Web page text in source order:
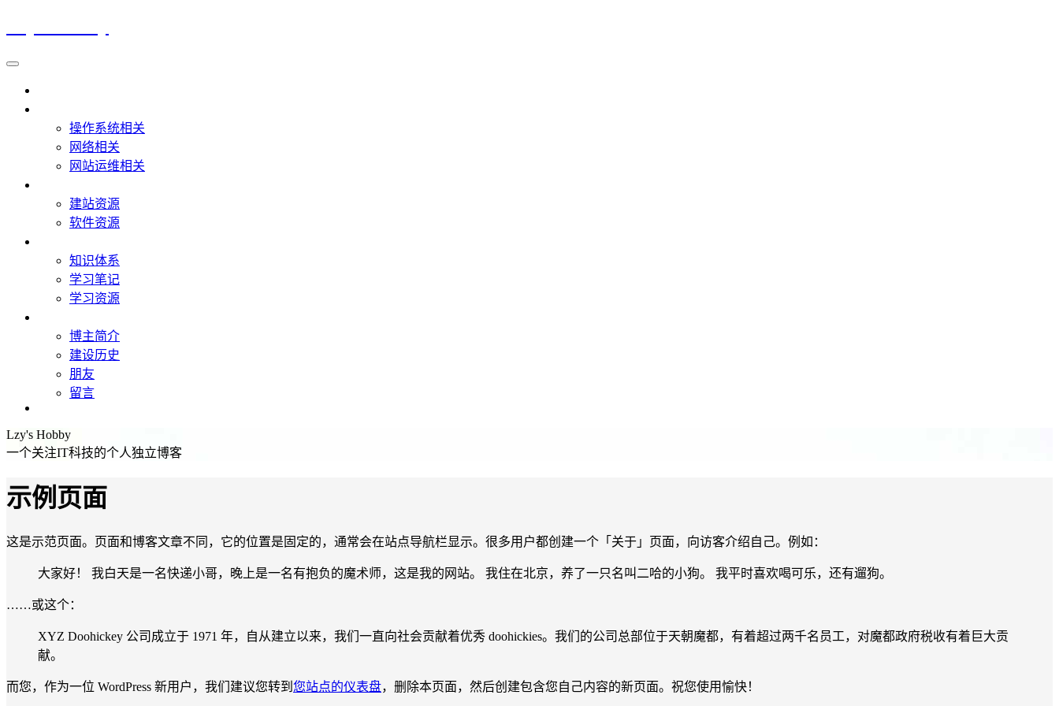
操作系统相关
网络相关
网站运维相关
建站资源
软件资源
知识体系
学习笔记
学习资源
博主简介
建设历史
朋友
留言
Lzy's Hobby
一个关注IT科技的个人独立博客
示例页面
这是示范页面。页面和博客文章不同，它的位置是固定的，通常会在站点导航栏显示。很多用户都创建一个「关于」页面，向访客介绍自己。例如：
大家好！ 我白天是一名快递小哥，晚上是一名有抱负的魔术师，这是我的网站。 我住在北京，养了一只名叫二哈的小狗。 我平时喜欢喝可乐，还有遛狗。
……或这个：
XYZ Doohickey 公司成立于 1971 年，自从建立以来，我们一直向社会贡献着优秀 doohickies。我们的公司总部位于天朝魔都，有着超过两千名员工，对魔都政府税收有着巨大贡
献。
而您，作为一位 WordPress 新用户，我们建议您转到 您站点的仪表盘，删除本页面，然后创建包含您自己内容的新页面。祝您使用愉快！